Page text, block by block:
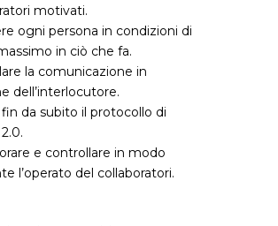
motivati.
ogni persona in condizioni di
in ciò che fa.
la comunicazione in
dell’interlocutore.
fin da subito il protocollo di
e controllare in modo
l’operato del collaboratori.